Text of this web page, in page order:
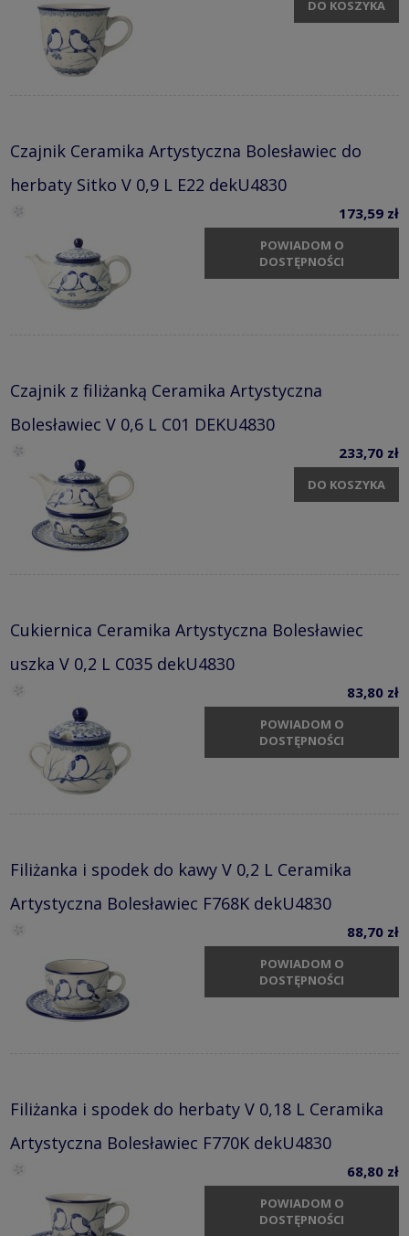
DO KOSZYKA
Czajnik Ceramika Artystyczna Bolesławiec do
herbaty Sitko V 0,9 L E22 dekU4830
173,59 zł
POWIADOM O
DOSTĘPNOŚCI
Czajnik z filiżanką Ceramika Artystyczna
Bolesławiec V 0,6 L C01 DEKU4830
233,70 zł
DO KOSZYKA
Cukiernica Ceramika Artystyczna Bolesławiec
uszka V 0,2 L C035 dekU4830
83,80 zł
POWIADOM O
DOSTĘPNOŚCI
Filiżanka i spodek do kawy V 0,2 L Ceramika
Artystyczna Bolesławiec F768K dekU4830
88,70 zł
POWIADOM O
DOSTĘPNOŚCI
Filiżanka i spodek do herbaty V 0,18 L Ceramika
Artystyczna Bolesławiec F770K dekU4830
68,80 zł
POWIADOM O
DOSTĘPNOŚCI